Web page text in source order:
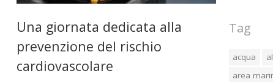
Una giornata dedicata alla
prevenzione del rischio
cardiovascolare
Tag
acqua
area